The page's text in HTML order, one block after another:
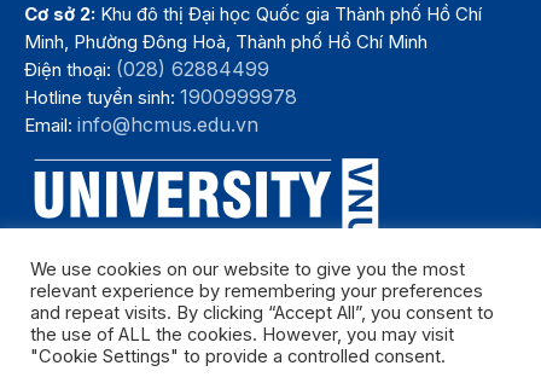
Cơ sở 2: Khu đô thị Đại học Quốc gia Thành phố Hồ Chí
Minh, Phường Đông Hoà, Thành phố Hồ Chí Minh
Điện thoại: (028) 62884499
Hotline tuyển sinh:1900999978
Email:info@hcmus.edu.vn
We use cookies on our website to give you the most
relevant experience by remembering your preferences
and repeat visits. By clicking “Accept All”, you consent to
the use of ALL the cookies. However, you may visit
"Cookie Settings" to provide a controlled consent.